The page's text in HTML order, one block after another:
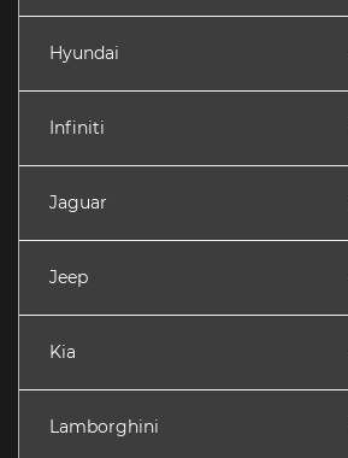
Hyundai
Infiniti
Jaguar
Jeep
Kia
Lamborghini